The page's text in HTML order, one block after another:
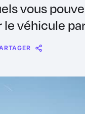
vous
véhicule